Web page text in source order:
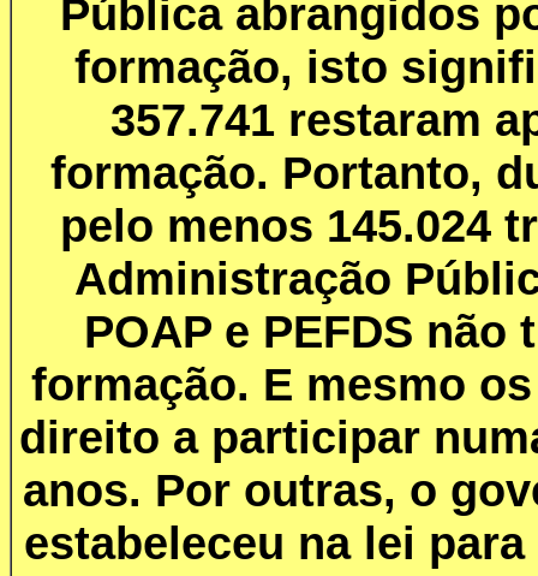
Pública abrangidos
formação, isto
357.741 restaram
formação. Portanto,
pelo menos 145.024
Administração
POAP e PEFDS
formação. E mesmo
direito a participar
anos. Por outras, o
estabeleceu na lei